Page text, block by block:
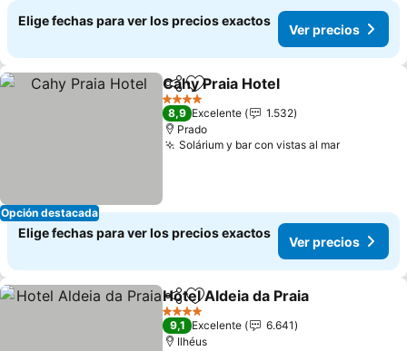
Elige fechas para ver los precios exactos
Ver precios
Opción destacada
CompartirAgregar a favoritos
Cahy Praia Hotel
4 Estrellas
8,9 Excelente
1.532
Prado
Solárium y bar con vistas al mar
Elige fechas para ver los precios exactos
Ver precios
CompartirAgregar a favoritos
Hotel Aldeia da Praia
4 Estrellas
9,1 Excelente
6.641
Ilhéus